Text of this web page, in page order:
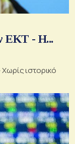
ΕΚΤ - Η...
ιστορικό